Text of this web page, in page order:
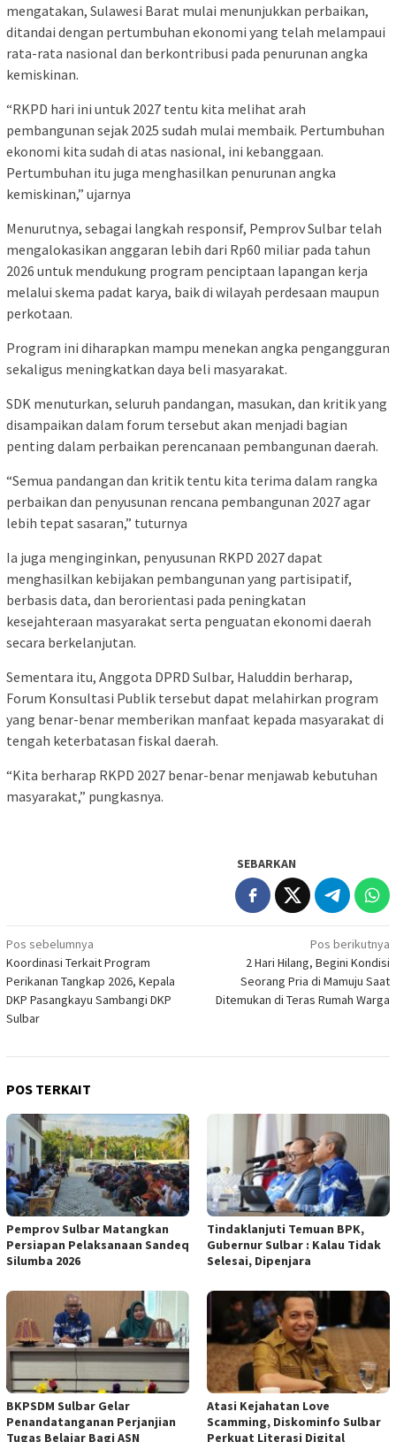
mengatakan, Sulawesi Barat mulai menunjukkan perbaikan,
ditandai dengan pertumbuhan ekonomi yang telah melampaui
rata-rata nasional dan berkontribusi pada penurunan angka
kemiskinan.
“RKPD hari ini untuk 2027 tentu kita melihat arah
pembangunan sejak 2025 sudah mulai membaik. Pertumbuhan
ekonomi kita sudah di atas nasional, ini kebanggaan.
Pertumbuhan itu juga menghasilkan penurunan angka
kemiskinan,” ujarnya
Menurutnya, sebagai langkah responsif, Pemprov Sulbar telah
mengalokasikan anggaran lebih dari Rp60 miliar pada tahun
2026 untuk mendukung program penciptaan lapangan kerja
melalui skema padat karya, baik di wilayah perdesaan maupun
perkotaan.
Program ini diharapkan mampu menekan angka pengangguran
sekaligus meningkatkan daya beli masyarakat.
SDK menuturkan, seluruh pandangan, masukan, dan kritik yang
disampaikan dalam forum tersebut akan menjadi bagian
penting dalam perbaikan perencanaan pembangunan daerah.
“Semua pandangan dan kritik tentu kita terima dalam rangka
perbaikan dan penyusunan rencana pembangunan 2027 agar
lebih tepat sasaran,” tuturnya
Ia juga menginginkan, penyusunan RKPD 2027 dapat
menghasilkan kebijakan pembangunan yang partisipatif,
berbasis data, dan berorientasi pada peningkatan
kesejahteraan masyarakat serta penguatan ekonomi daerah
secara berkelanjutan.
Sementara itu, Anggota DPRD Sulbar, Haluddin berharap,
Forum Konsultasi Publik tersebut dapat melahirkan program
yang benar-benar memberikan manfaat kepada masyarakat di
tengah keterbatasan fiskal daerah.
“Kita berharap RKPD 2027 benar-benar menjawab kebutuhan
masyarakat,” pungkasnya.
SEBARKAN
Navigasi
pos
Pos sebelumnya
Koordinasi Terkait Program
Perikanan Tangkap 2026, Kepala
DKP Pasangkayu Sambangi DKP
Sulbar
Pos berikutnya
2 Hari Hilang, Begini Kondisi
Seorang Pria di Mamuju Saat
Ditemukan di Teras Rumah Warga
POS TERKAIT
Pemprov Sulbar Matangkan
Persiapan Pelaksanaan Sandeq
Silumba 2026
Tindaklanjuti Temuan BPK,
Gubernur Sulbar : Kalau Tidak
Selesai, Dipenjara
BKPSDM Sulbar Gelar
Penandatanganan Perjanjian
Tugas Belajar Bagi ASN
Atasi Kejahatan Love
Scamming, Diskominfo Sulbar
Perkuat Literasi Digital